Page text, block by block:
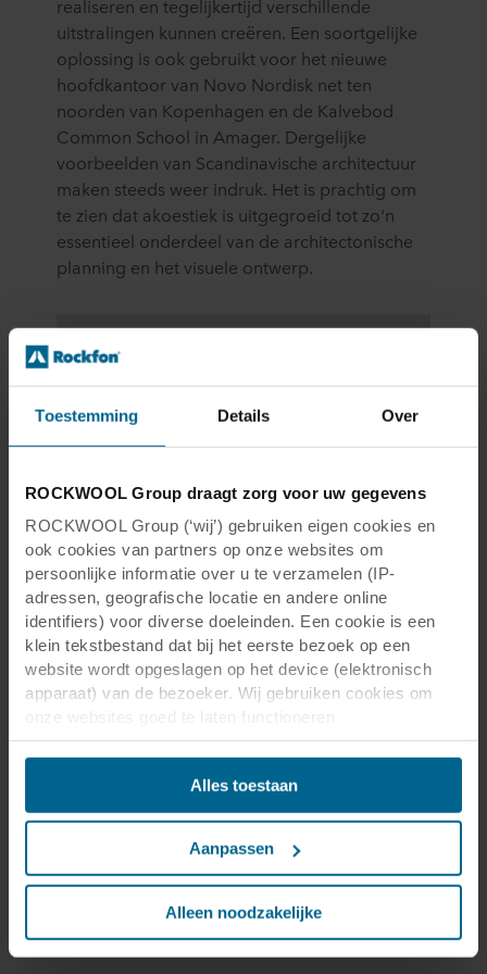
Toestemming Details Over
ROCKWOOL Group draagt zorg voor uw gegevens
ROCKWOOL Group (‘wij’) gebruiken eigen cookies en
ook cookies van partners op onze websites om
persoonlijke informatie over u te verzamelen (IP-
adressen, geografische locatie en andere online
identifiers) voor diverse doeleinden. Een cookie is een
klein tekstbestand dat bij het eerste bezoek op een
website wordt opgeslagen op het device (elektronisch
apparaat) van de bezoeker. Wij gebruiken cookies om
(‘Noodzakelijke’), om uw instellingen te onthouden en uw
gebruikerservaring te verbeteren (‘Functionele’), om uw
gedrag te analyseren en op basis daarvan de websites te
optimaliseren (‘Statistische’), en om onze content en
stemmen op uw gedrag op onze websites (‘Marketing’).
Functionele cookies plaatsen we altijd. Deze zijn namelijk
noodzakelijk om de website goed te laten werken en
verwerken geen persoonsgegevens anders dan voor het
doel waarvoor deze persoonsgegevens worden ingevuld.
Alles toestaan
Aanpassen
Alleen noodzakelijke
realiseren en tegelijkertijd verschillende
uitstralingen kunnen creëren. Een soortgelijke
oplossing is ook gebruikt voor het nieuwe
hoofdkantoor van Novo Nordisk net ten
noorden van Kopenhagen en de Kalvebod
Common School in Amager. Dergelijke
voorbeelden van Scandinavische architectuur
maken steeds weer indruk. Het is prachtig om
te zien dat akoestiek is uitgegroeid tot zo'n
essentieel onderdeel van de architectonische
planning en het visuele ontwerp.
Centrale Bibliotheek Oodi Helsinki
Töölönlahdenkatu 4
00100 Helsinki
Finland
Centrale Bibliotheek Oodi
Helsinki